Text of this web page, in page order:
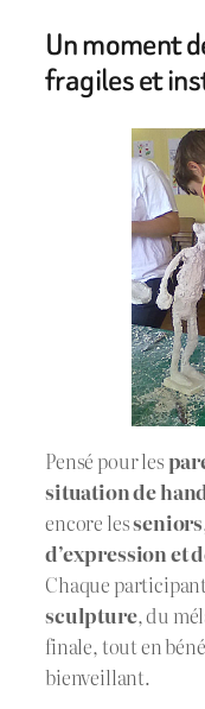
Un moment
fragiles et
Pensé pour les
situation de
encore lesseniors
d’expression et
Chaque
sculpture, du
finale, tout en
bienveillant.